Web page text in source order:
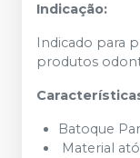
Indicação:
Indicado para
produtos
Batoque
Material